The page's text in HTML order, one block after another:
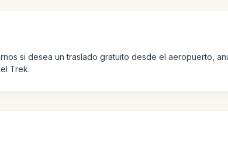
si desea un traslado gratuito desde el aeropuerto,
Trek.